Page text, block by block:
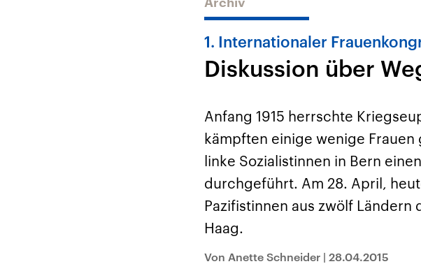
Archiv
1. Internationaler
Diskussion über
Anfang 1915 herrschte
kämpften einige wenige Frauen
linke Sozialistinnen in Bern
durchgeführt. Am 28. April,
Pazifistinnen aus zwölf Ländern
Haag.
Von Anette Schneider | 28.04.2015